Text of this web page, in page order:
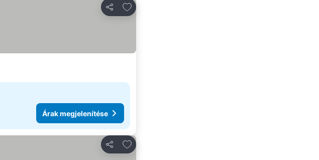
Megosztás
Hozzáadás a kedvencekhez
Árak megjelenítése
Megosztás
Hozzáadás a kedvencekhez